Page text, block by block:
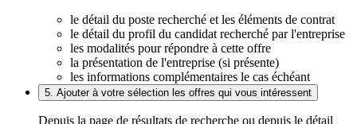
le détail du poste recherché et les éléments de contrat
le détail du profil du candidat recherché par l'entreprise
les modalités pour répondre à cette offre
la présentation de l'entreprise (si présente)
les informations complémentaires le cas échéant
5. Ajouter à votre sélection les offres qui vous intéressent
Depuis la page de résultats de recherche ou depuis le détail